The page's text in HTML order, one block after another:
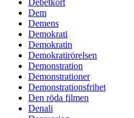
Dem
Demens
Demokrati
Demokratin
Demokratirörelsen
Demonstration
Demonstrationer
Demonstrationsfrihet
Den röda filmen
Denali